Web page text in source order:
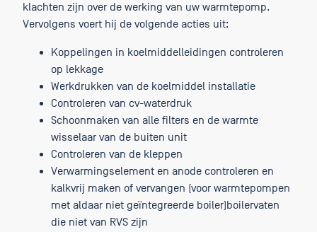
klachten zijn over de werking van uw warmtepomp.
Vervolgens voert hij de volgende acties uit:
Koppelingen in koelmiddelleidingen controleren
op lekkage
Werkdrukken van de koelmiddel installatie
Controleren van cv-waterdruk
Schoonmaken van alle filters en de warmte
wisselaar van de buiten unit
Controleren van de kleppen
Verwarmingselement en anode controleren en
kalkvrij maken of vervangen (voor warmtepompen
met aldaar niet geïntegreerde boiler)boilervaten
die niet van RVS zijn